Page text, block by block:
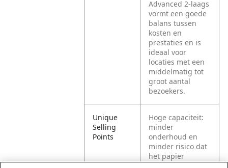
Advanced 2-laags
vormt een goede
balans tussen
kosten en
prestaties en is
ideaal voor
locaties met een
middelmatig tot
groot aantal
bezoekers.
Unique
Selling
Points
Hoge capaciteit:
minder
onderhoud en
minder risico dat
het papier
opraakt